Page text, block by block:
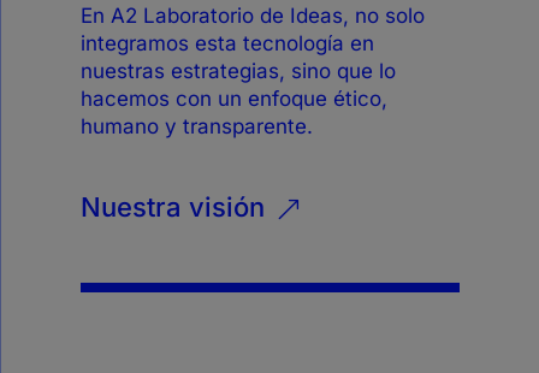
En A2 Laboratorio de Ideas, no solo
integramos esta tecnología en
nuestras estrategias, sino que lo
hacemos con un enfoque ético,
humano y transparente.
Nuestra visión &